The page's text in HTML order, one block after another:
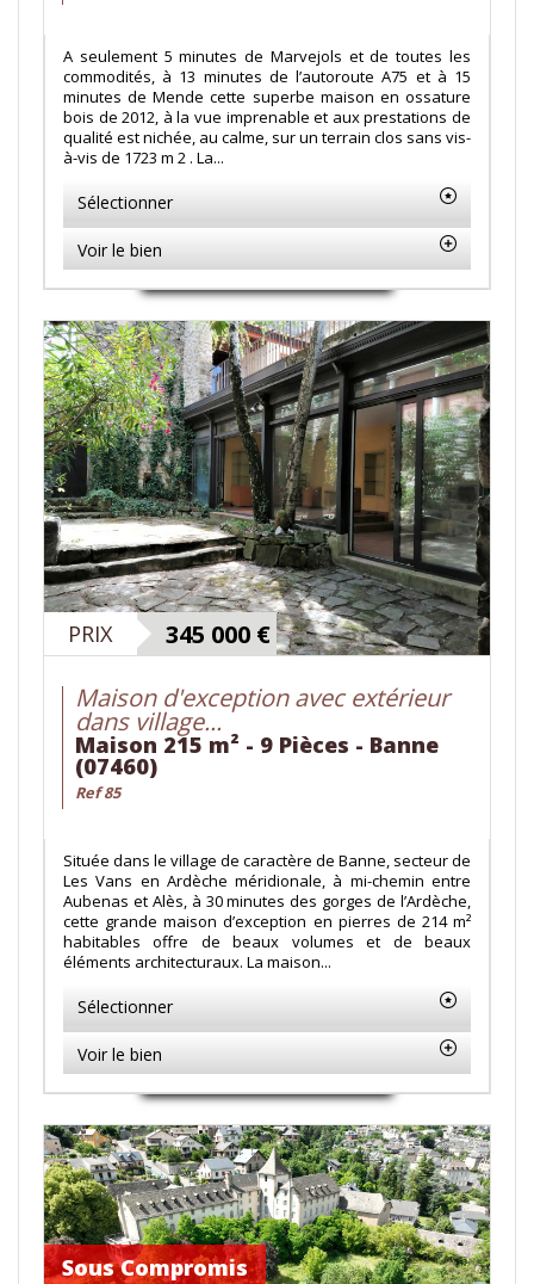
A seulement 5 minutes de Marvejols et de toutes les
commodités, à 13 minutes de l’autoroute A75 et à 15
minutes de Mende cette superbe maison en ossature
bois de 2012, à la vue imprenable et aux prestations de
qualité est nichée, au calme, sur un terrain clos sans vis-
à-vis de 1723 m 2 . La...
Sélectionner
Voir le bien
PRIX 345 000 €
Maison d'exception avec extérieur
dans village...
Maison 215 m² - 9 Pièces - Banne
(07460)
Ref 85
Située dans le village de caractère de Banne, secteur de
Les Vans en Ardèche méridionale, à mi-chemin entre
Aubenas et Alès, à 30 minutes des gorges de l’Ardèche,
cette grande maison d’exception en pierres de 214 m²
habitables offre de beaux volumes et de beaux
éléments architecturaux. La maison...
Sélectionner
Voir le bien
Sous Compromis